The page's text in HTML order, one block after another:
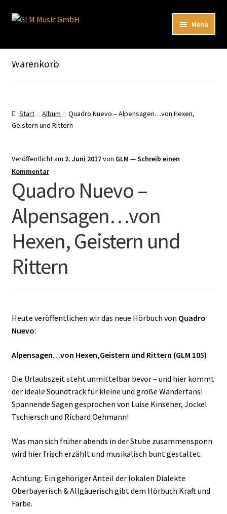
Hier sind unsere Neuigkeiten zu hören: Spotify
Zur
Zum
Menü
Unser Katalog
EN
Warenkorb
Start Album
Quadro Nuevo – Alpensagen…von Hexen,
Geistern und Rittern
Veröffentlicht am 2. Juni 2017von GLM —Schreib einen
Kommentar
Quadro Nuevo –
Alpensagen…von
Hexen, Geistern und
Rittern
Heute veröffentlichen wir das neue Hörbuch von Quadro
Nuevo:
Alpensagen…von Hexen,Geistern und Rittern (GLM 105)
Die Urlaubszeit steht unmittelbar bevor – und hier kommt
der ideale Soundtrack für kleine und große Wanderfans!
Spannende Sagen gesprochen von Luise Kinseher, Jockel
Tschiersch und Richard Oehmann!
Was man sich früher abends in der Stube zusammensponn
wird hier frisch erzählt und musikalisch bunt gestaltet.
Achtung: Ein gehöriger Anteil der lokalen Dialekte
Oberbayerisch & Allgäuerisch gibt dem Hörbuch Kraft und
Farbe.